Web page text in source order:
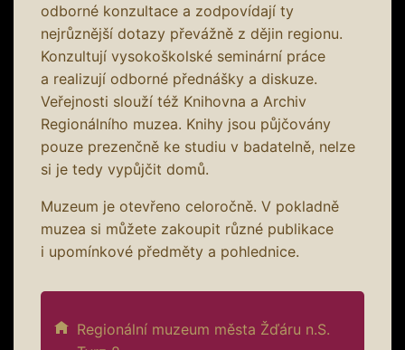
odborné konzultace a zodpovídají ty
nejrůznější dotazy převážně z dějin regionu.
Konzultují vysokoškolské seminární práce
a realizují odborné přednášky a diskuze.
Veřejnosti slouží též Knihovna a Archiv
Regionálního muzea. Knihy jsou půjčovány
pouze prezenčně ke studiu v badatelně, nelze
si je tedy vypůjčit domů.
Muzeum je otevřeno celoročně. V pokladně
muzea si můžete zakoupit různé publikace
i upomínkové předměty a pohlednice.
Regionální muzeum města Žďáru n.S.